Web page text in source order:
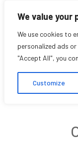
We value your
We use cookies to
personalized ads
"Accept All", you
Customize